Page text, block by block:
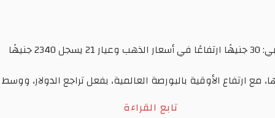
21 يسجل 2340 جنيهًا
مع ارتفاع الأوقية بالبورصة العالمية، بفعل تراجع الدولار،
تابع القراءة